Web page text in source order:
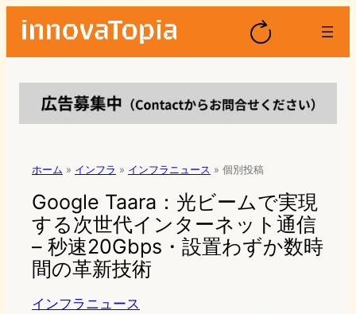
ホーム » インフラ » インフラニュース » 個別投稿
Google Taara：光ビームで実現
する次世代インターネット通信
– 秒速20Gbps・設置わずか数時
間の革新技術
インフラニュース